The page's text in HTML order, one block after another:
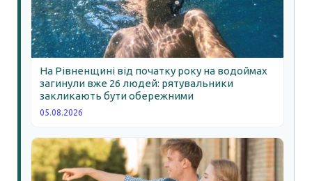
На Рівненщині від початку року на водоймах
загинули вже 26 людей: рятувальники
закликають бути обережними
05.08.2026